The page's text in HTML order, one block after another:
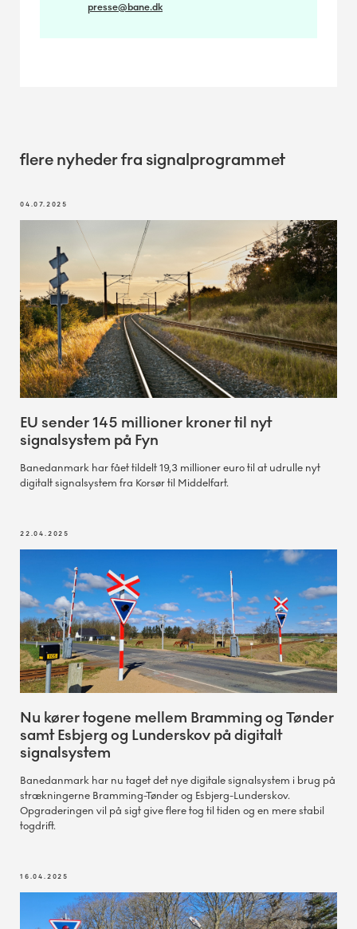
presse@bane.dk
flere nyheder fra signalprogrammet
04.07.2025
EU sender 145 millioner kroner til nyt
signalsystem på Fyn
Banedanmark har fået tildelt 19,3 millioner euro til at udrulle nyt
digitalt signalsystem fra Korsør til Middelfart.
22.04.2025
Nu kører togene mellem Bramming og Tønder
samt Esbjerg og Lunderskov på digitalt
signalsystem
Banedanmark har nu taget det nye digitale signalsystem i brug på
strækningerne Bramming-Tønder og Esbjerg-Lunderskov.
Opgraderingen vil på sigt give flere tog til tiden og en mere stabil
togdrift.
16.04.2025